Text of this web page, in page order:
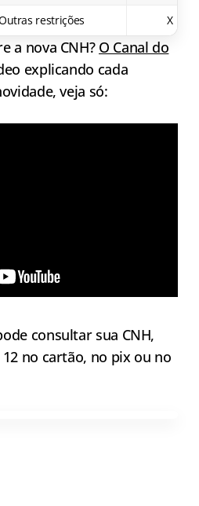
restrições X
a nova CNH? O Canal do
explicando cada
veja só:
consultar sua CNH,
no cartão, no pix ou no